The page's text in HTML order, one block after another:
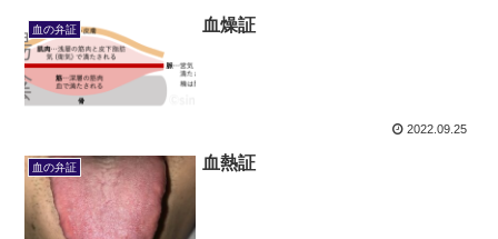
血の弁証 血燥証
2022.09.25
血の弁証 血熱証